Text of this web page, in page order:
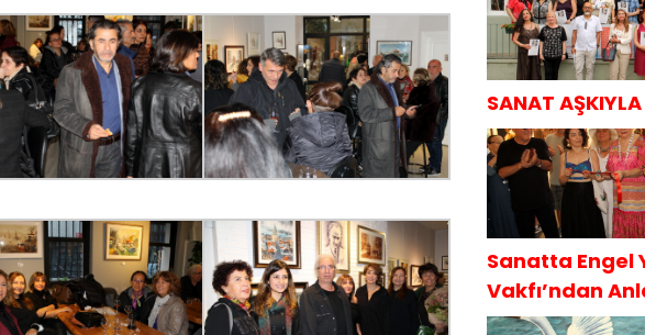
SANAT
Sanatta Engel
Vakfı’ndan
Sorumluluk